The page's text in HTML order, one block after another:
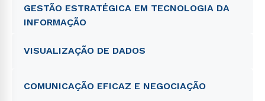
GESTÃO ESTRATÉGICA EM TECNOLOGIA DA
INFORMAÇÃO
VISUALIZAÇÃO DE DADOS
COMUNICAÇÃO EFICAZ E NEGOCIAÇÃO